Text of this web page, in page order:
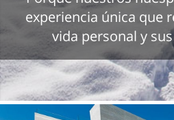
experiencia única que
vida personal y